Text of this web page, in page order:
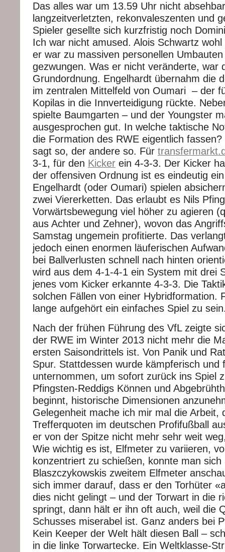
Das alles war um 13.59 Uhr nicht
langzeitverletzten, rekonvaleszenten und
Spieler gesellte sich kurzfristig noch
Ich war nicht amused. Alois Schwartz
er war zu massiven personellen
gezwungen. Was er nicht veränderte, war
Grundordnung. Engelhardt übernahm die
im zentralen Mittelfeld von Oumari – der
Kopilas in die Innverteidigung rückte.
spielte Baumgarten – und der Youngster
ausgesprochen gut. In welche taktische
die Formation des RWE eigentlich
sagt so, der andere so. Für
3-1, für den Kicker ein 4-3-3. Der Kicker
der offensiven Ordnung ist es eindeutig
Engelhardt (oder Oumari) spielen
zwei Viererketten. Das erlaubt es Nils
Vorwärtsbewegung viel höher zu agieren
aus Achter und Zehner), wovon das
Samstag ungemein profitierte. Das
jedoch einen enormen läuferischen
bei Ballverlusten schnell nach hinten
wird aus dem 4-1-4-1 ein System mit drei
jenes vom Kicker erkannte 4-3-3. Die
solchen Fällen von einer Hybridformation.
lange aufgehört ein einfaches Spiel zu
Nach der frühen Führung des VfL zeigte
der RWE im Winter 2013 nicht mehr die
ersten Saisondrittels ist. Von Panik und
Spur. Stattdessen wurde kämpferisch und
unternommen, um sofort zurück ins Spiel
Pfingsten-Reddigs Können und
beginnt, historische Dimensionen
Gelegenheit mache ich mir mal die Arbeit,
Trefferquoten im deutschen Profifußball
er von der Spitze nicht mehr sehr weit
Wie wichtig es ist, Elfmeter zu variieren,
konzentriert zu schießen, konnte man
Blaszczykowskis zweitem Elfmeter
sich immer darauf, dass er den Torhüter
dies nicht gelingt – und der Torwart in die
springt, dann hält er ihn oft auch, weil die
Schusses miserabel ist. Ganz anders bei
Kein Keeper der Welt hält diesen Ball –
in die linke Torwartecke. Ein Weltklasse-